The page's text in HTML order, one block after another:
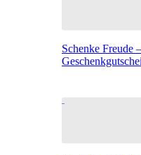
Schenke Freude